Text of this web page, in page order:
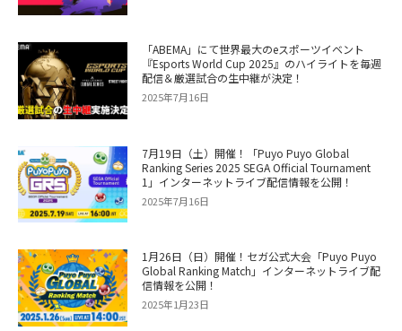
「ABEMA」にて世界最大のeスポーツイベント
『Esports World Cup 2025』のハイライトを毎週
配信＆厳選試合の生中継が決定！
2025年7月16日
7月19日（土）開催！「Puyo Puyo Global
Ranking Series 2025 SEGA Official Tournament
1」インターネットライブ配信情報を公開！
2025年7月16日
1月26日（日）開催！セガ公式大会「Puyo Puyo
Global Ranking Match」インターネットライブ配
信情報を公開！
2025年1月23日